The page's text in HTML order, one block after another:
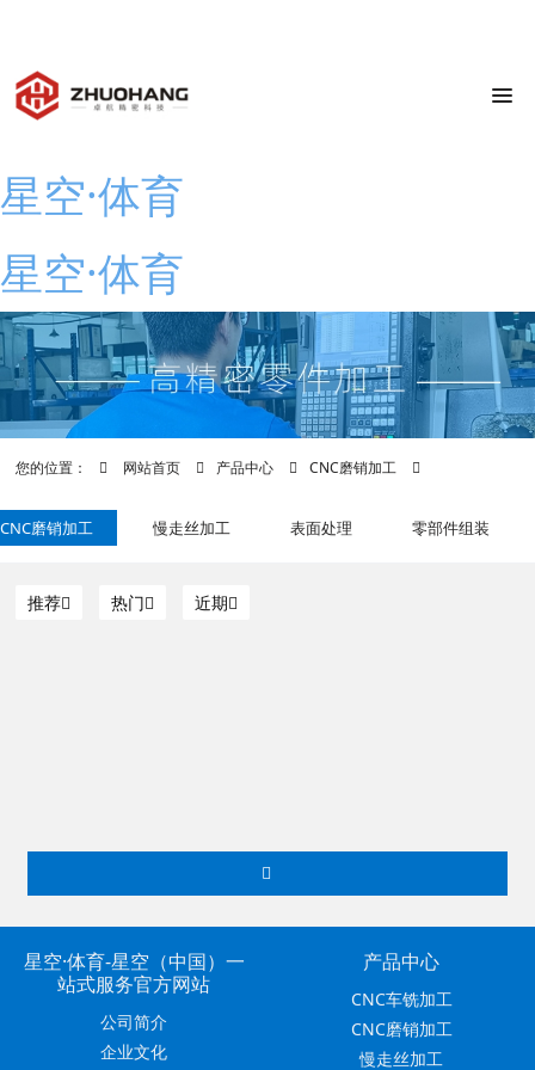
星空·体育
星空·体育
您的位置： 网站首页 产品中心 CNC磨销加工
CNC磨销加工 慢走丝加工 表面处理 零部件组装
推荐 热门 近期
星空·体育-星空（中国）一
站式服务官方网站
公司简介
企业文化
产品中心
CNC车铣加工
CNC磨销加工
慢走丝加工